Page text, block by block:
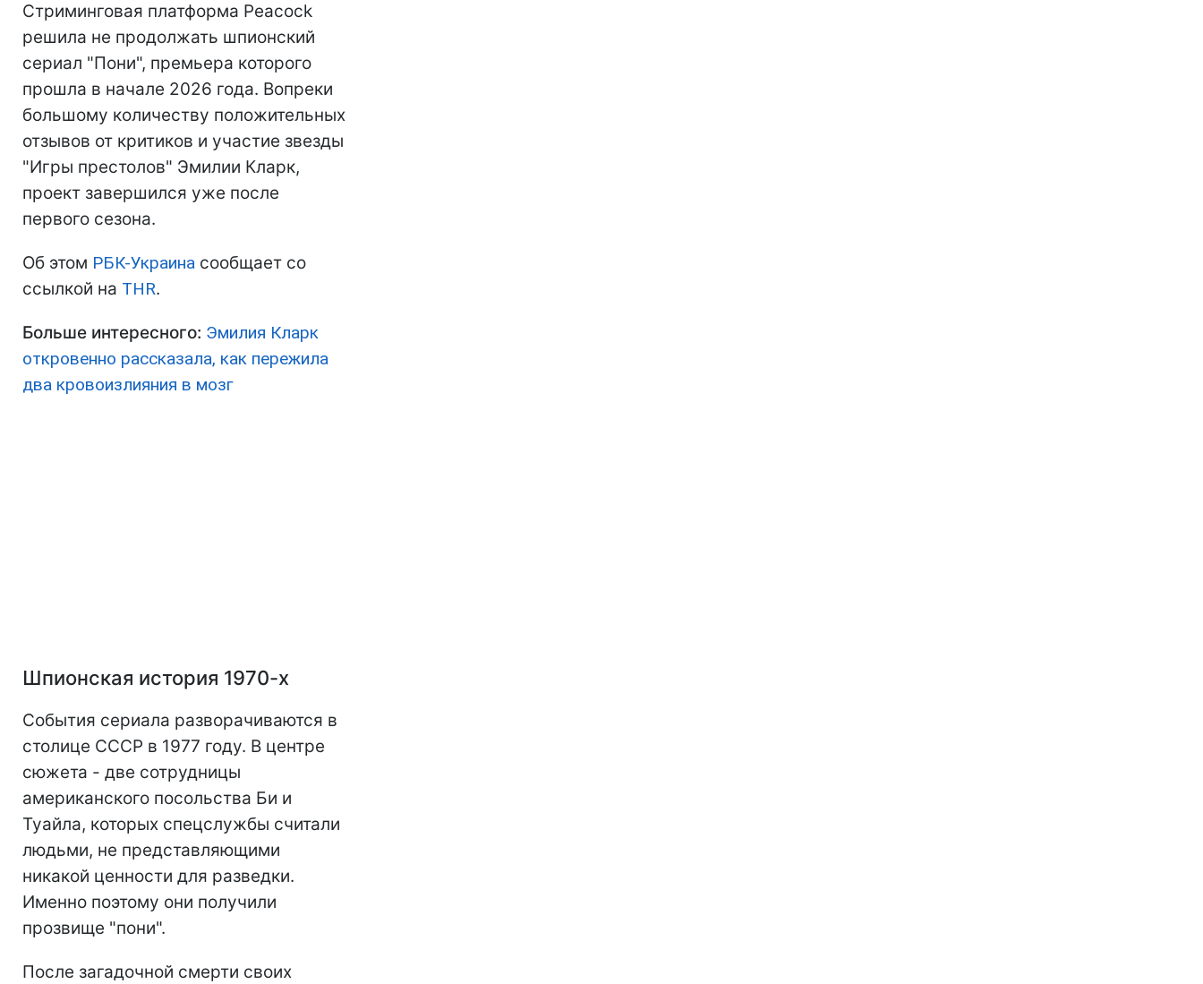
Стриминговая платформа Peacock
решила не продолжать шпионский
сериал "Пони", премьера которого
прошла в начале 2026 года. Вопреки
большому количеству положительных
отзывов от критиков и участие звезды
"Игры престолов" Эмилии Кларк,
проект завершился уже после
первого сезона.
Об этом РБК-Украина сообщает со
ссылкой на THR.
Больше интересного: Эмилия Кларк
откровенно рассказала, как пережила
два кровоизлияния в мозг
Шпионская история 1970-х
События сериала разворачиваются в
столице СССР в 1977 году. В центре
сюжета - две сотрудницы
американского посольства Би и
Туайла, которых спецслужбы считали
людьми, не представляющими
никакой ценности для разведки.
Именно поэтому они получили
прозвище "пони".
После загадочной смерти своих